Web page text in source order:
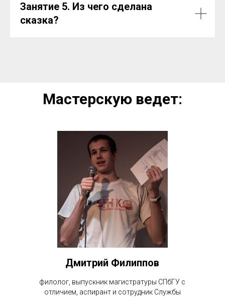
Занятие 5. Из чего сделана
сказка?
Мастерскую ведет:
Дмитрий Филиппов
филолог, выпускник магистратуры СПбГУ с
отличием, аспирант и сотрудник Службы